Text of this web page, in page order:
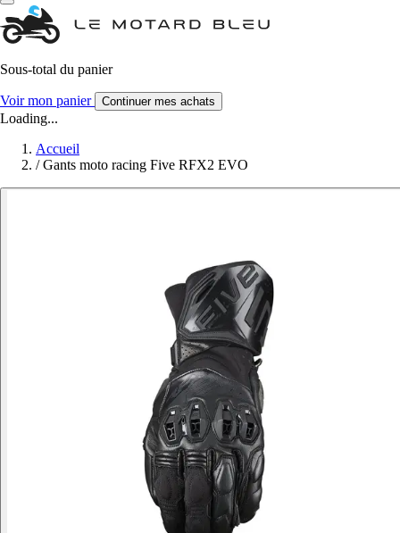
Sous-total du panier
Voir mon panier Continuer mes achats
Loading...
Accueil
/ Gants moto racing Five RFX2 EVO